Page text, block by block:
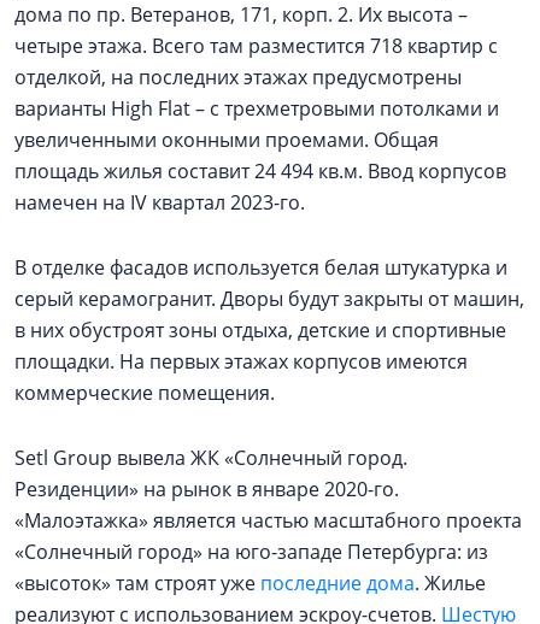
дома по пр. Ветеранов, 171, корп. 2. Их высота –
четыре этажа. Всего там разместится 718 квартир с
отделкой, на последних этажах предусмотрены
варианты High Flat – с трехметровыми потолками и
увеличенными оконными проемами. Общая
площадь жилья составит 24 494 кв.м. Ввод корпусов
намечен на IV квартал 2023-го.
В отделке фасадов используется белая штукатурка и
серый керамогранит. Дворы будут закрыты от машин,
в них обустроят зоны отдыха, детские и спортивные
площадки. На первых этажах корпусов имеются
коммерческие помещения.
Setl Group вывела ЖК «Солнечный город.
Резиденции» на рынок в январе 2020-го.
«Малоэтажка» является частью масштабного проекта
«Солнечный город» на юго-западе Петербурга: из
«высоток» там строят уже последние дома. Жилье
реализуют с использованием эскроу-счетов. Шестую